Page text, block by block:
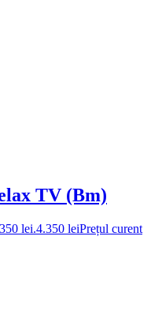
TV (Bm)
lei.4.350 leiPrețul curent